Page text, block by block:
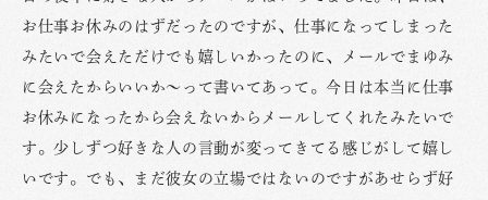
お仕事お休みのはずだったのですが、仕事になってしまった
みたいで会えただけでも嬉しいかったのに、メールでまゆみ
に会えたからいいか〜って書いてあって。今日は本当に仕事
お休みになったから会えないからメールしてくれたみたいで
す。少しずつ好きな人の言動が変ってきてる感じがして嬉し
いです。でも、まだ彼女の立場ではないのですがあせらず好